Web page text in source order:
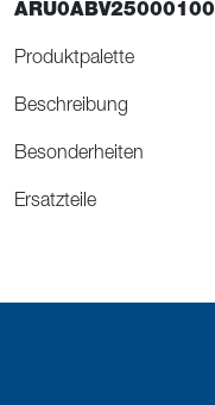
ARU0ABV25000100
Produktpalette
Beschreibung
Besonderheiten
Ersatzteile